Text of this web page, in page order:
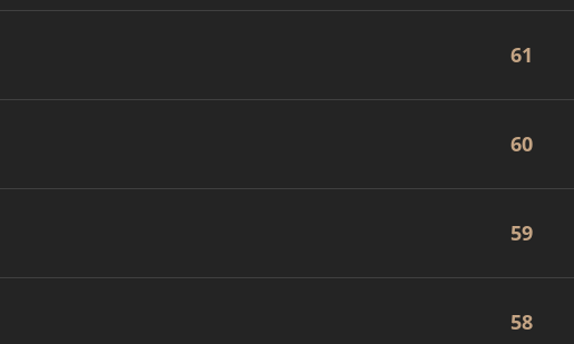
61
60
59
58